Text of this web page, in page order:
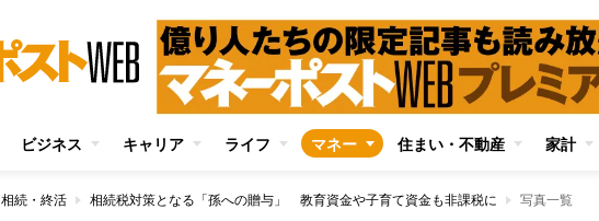
ビジネス キャリア ライフ マネー 住まい・不動産 家計
相続・終活 相続税対策となる「孫への贈与」 教育資金や子育て資金も非課税に 写真一覧